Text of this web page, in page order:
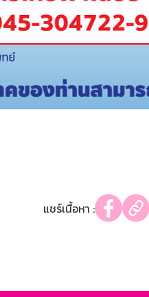
แชร์เนื้อหา :